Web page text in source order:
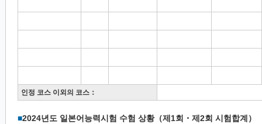
인정 코스 이외의 코스：
■2024년도 일본어능력시험 수험 상황（제1회・제2회 시험합계）